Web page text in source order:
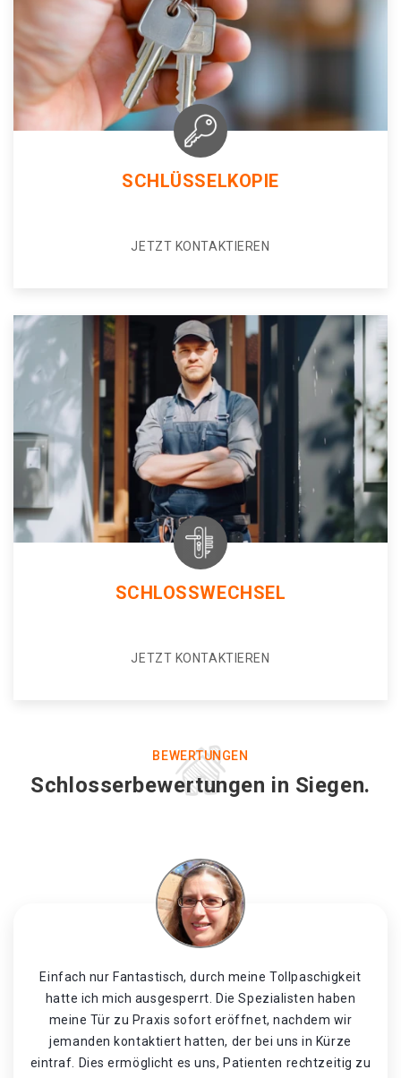
SCHLÜSSELKOPIE
JETZT KONTAKTIEREN
SCHLOSSWECHSEL
JETZT KONTAKTIEREN
BEWERTUNGEN
Schlosserbewertungen in Siegen.
Einfach nur Fantastisch, durch meine Tollpaschigkeit
hatte ich mich ausgesperrt. Die Spezialisten haben
meine Tür zu Praxis sofort eröffnet, nachdem wir
jemanden kontaktiert hatten, der bei uns in Kürze
eintraf. Dies ermöglicht es uns, Patienten rechtzeitig zu